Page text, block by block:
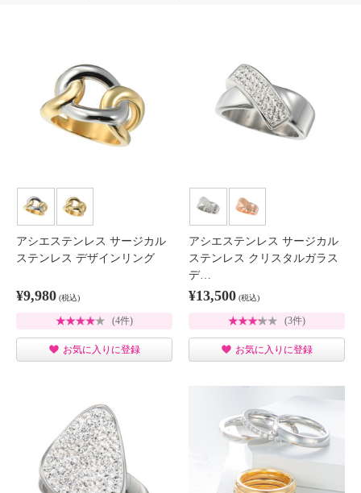
アシエステンレス サージカル
ステンレス デザインリング
¥9,980 (税込)
(4件)
お気に入りに登録
アシエステンレス サージカル
ステンレス クリスタルガラス
デ…
¥13,500 (税込)
(3件)
お気に入りに登録